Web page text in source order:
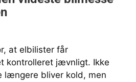
at elbilister får
kontrolleret jævnligt. Ikke
længere bliver kold, men